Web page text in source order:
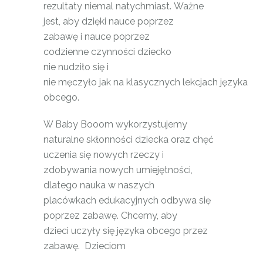
rezultaty niemal natychmiast. Ważne
jest, aby dzięki nauce poprzez
zabawę i nauce poprzez
codzienne czynności dziecko
nie nudziło się i
nie męczyło jak na klasycznych lekcjach języka
obcego.
W Baby Booom wykorzystujemy
naturalne skłonności dziecka oraz chęć
uczenia się nowych rzeczy i
zdobywania nowych umiejętności,
dlatego nauka w naszych
placówkach edukacyjnych odbywa się
poprzez zabawę. Chcemy, aby
dzieci uczyły się języka obcego przez
zabawę. Dzieciom